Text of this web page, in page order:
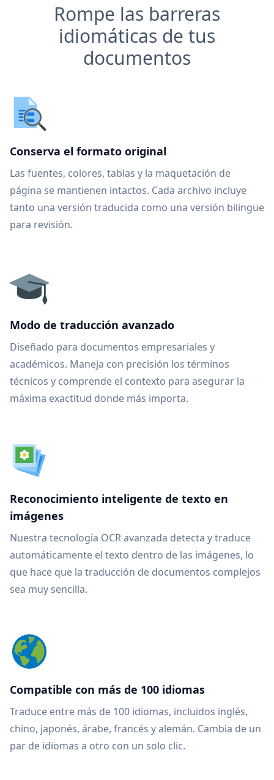
Rompe las barreras
idiomáticas de tus
documentos
Conserva el formato original
Las fuentes, colores, tablas y la maquetación de
página se mantienen intactos. Cada archivo incluye
tanto una versión traducida como una versión bilingüe
para revisión.
Modo de traducción avanzado
Diseñado para documentos empresariales y
académicos. Maneja con precisión los términos
técnicos y comprende el contexto para asegurar la
máxima exactitud donde más importa.
Reconocimiento inteligente de texto en
imágenes
Nuestra tecnología OCR avanzada detecta y traduce
automáticamente el texto dentro de las imágenes, lo
que hace que la traducción de documentos complejos
sea muy sencilla.
Compatible con más de 100 idiomas
Traduce entre más de 100 idiomas, incluidos inglés,
chino, japonés, árabe, francés y alemán. Cambia de un
par de idiomas a otro con un solo clic.